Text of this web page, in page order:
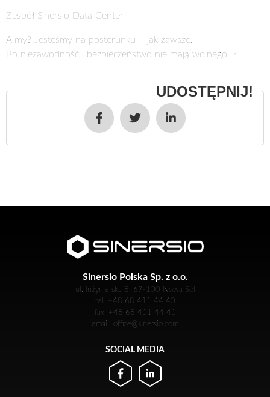
Zespół Sinersio Data Center
A my? Jesteśmy na posterunku – jak zawsze.
Bo niezawodność i bezpieczeństwo nie mają wolnego. ?
Sinersio Polska Sp. z o.o.
ul. Inżynierska 8, 67-100 Nowa Sól
tel. +48 68 411 44 40
fax. +48 68 411 44 41
email: office@sinersio.com
SOCIAL MEDIA